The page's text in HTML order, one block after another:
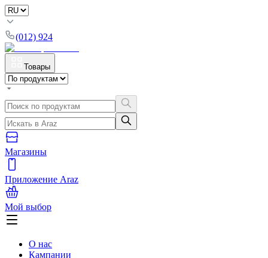
(012) 924
Товары
Магазины
Приложение Araz
Мой выбор
О нас
Кампании